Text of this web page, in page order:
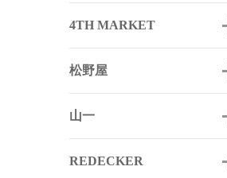
4TH MARKET
松野屋
山一
REDECKER